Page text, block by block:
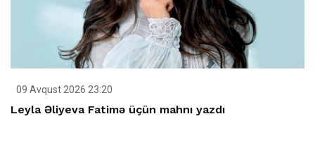
09 Avqust 2026 23:20
Leyla Əliyeva Fatimə üçün mahnı yazdı